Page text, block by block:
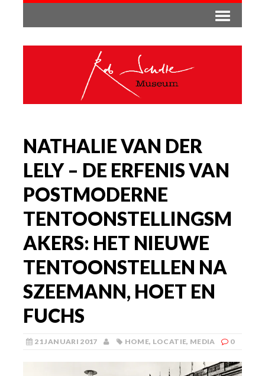
NATHALIE VAN DER
LELY – DE ERFENIS VAN
POSTMODERNE
TENTOONSTELLINGSM
AKERS: HET NIEUWE
TENTOONSTELLEN NA
SZEEMANN, HOET EN
FUCHS
21 JANUARI 2017 HOME, LOCATIE, MEDIA 0